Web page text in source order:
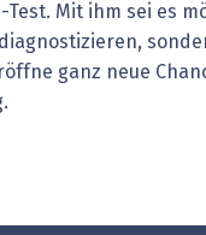
Mit ihm sei es
ganz neue